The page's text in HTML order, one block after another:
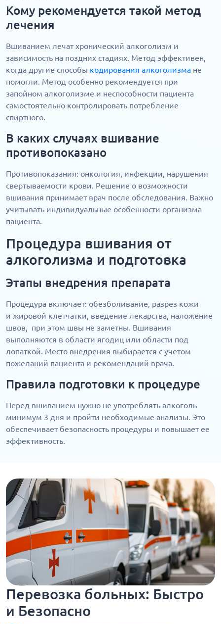
Кому рекомендуется такой метод
лечения
Вшиванием лечат хронический алкоголизм и
зависимость на поздних стадиях. Метод эффективен,
когда другие способы кодирования алкоголизма не
помогли. Метод особенно рекомендуется при
запойном алкоголизме и неспособности пациента
самостоятельно контролировать потребление
спиртного.
В каких случаях вшивание
противопоказано
Противопоказания: онкология, инфекции, нарушения
свертываемости крови. Решение о возможности
вшивания принимает врач после обследования. Важно
учитывать индивидуальные особенности организма
пациента.
Процедура вшивания от
алкоголизма и подготовка
Этапы внедрения препарата
Процедура включает: обезболивание, разрез кожи
и жировой клетчатки, введение лекарства, наложение
швов, при этом швы не заметны. Вшивания
выполняются в области ягодиц или области под
лопаткой. Место внедрения выбирается с учетом
пожеланий пациента и рекомендаций врача.
Правила подготовки к процедуре
Перед вшиванием нужно не употреблять алкоголь
минимум 3 дня и пройти необходимые анализы. Это
обеспечивает безопасность процедуры и повышает ее
эффективность.
Перевозка больных: Быстро
и Безопасно